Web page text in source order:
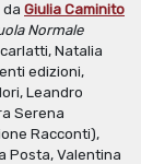
Giulia Caminito
Normale
Natalia
edizioni,
Leandro
Serena
Racconti),
Posta, Valentina